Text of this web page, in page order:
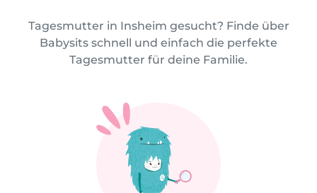
Tagesmutter in Insheim gesucht? Finde über
Babysits schnell und einfach die perfekte
Tagesmutter für deine Familie.